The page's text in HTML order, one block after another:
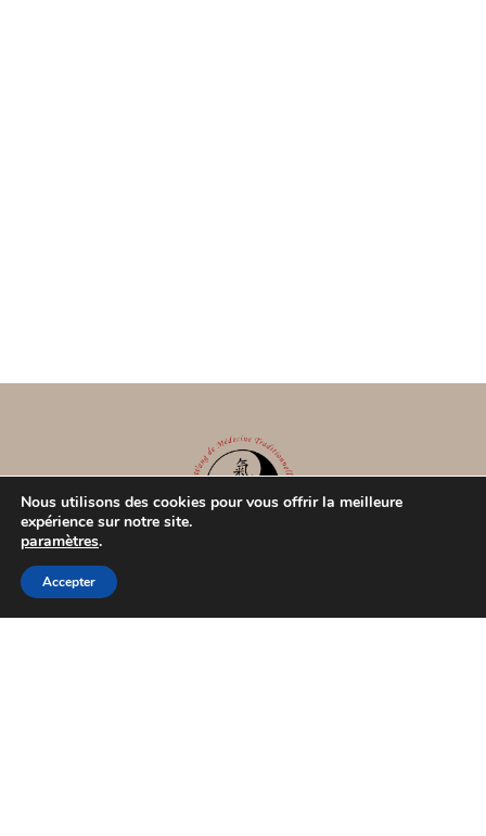
Académie Wang de MTC
Nous utilisons des cookies pour vous offrir la meilleure
expérience sur notre site.
paramètres.
Accepter